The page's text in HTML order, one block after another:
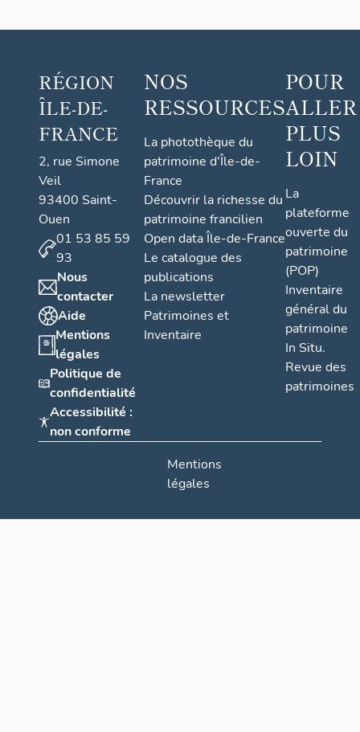
RÉGION
ÎLE-DE-
FRANCE
2, rue Simone
Veil
93400 Saint-
Ouen
01 53 85 59
93
Nous
contacter
Aide
Mentions
légales
Politique de
confidentialité
Accessibilité :
non conforme
NOS
RESSOURCES
La photothèque du
patrimoine d'Île-de-
France
Découvrir la richesse du
patrimoine francilien
Open data Île-de-France
Le catalogue des
publications
La newsletter
Patrimoines et
Inventaire
POUR
ALLER
PLUS
LOIN
La
plateforme
ouverte du
patrimoine
(POP)
Inventaire
général du
patrimoine
In Situ.
Revue des
patrimoines
Mentions
légales